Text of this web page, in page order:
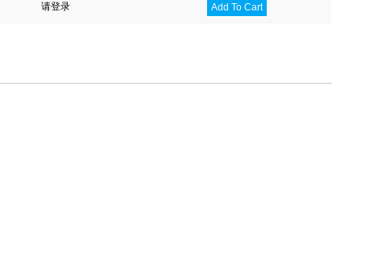
请登录 Add To Cart